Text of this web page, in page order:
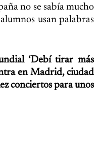
no se sabía mucho
usan palabras
‘Debí tirar más
en Madrid, ciudad
conciertos para unos